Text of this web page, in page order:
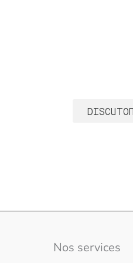
Nos services